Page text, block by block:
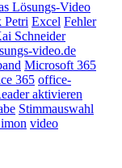
Lösungs-Video
Petri Excel Fehler
Schneider
video.de
Microsoft 365
365 office-
aktivieren
Stimmauswahl
video